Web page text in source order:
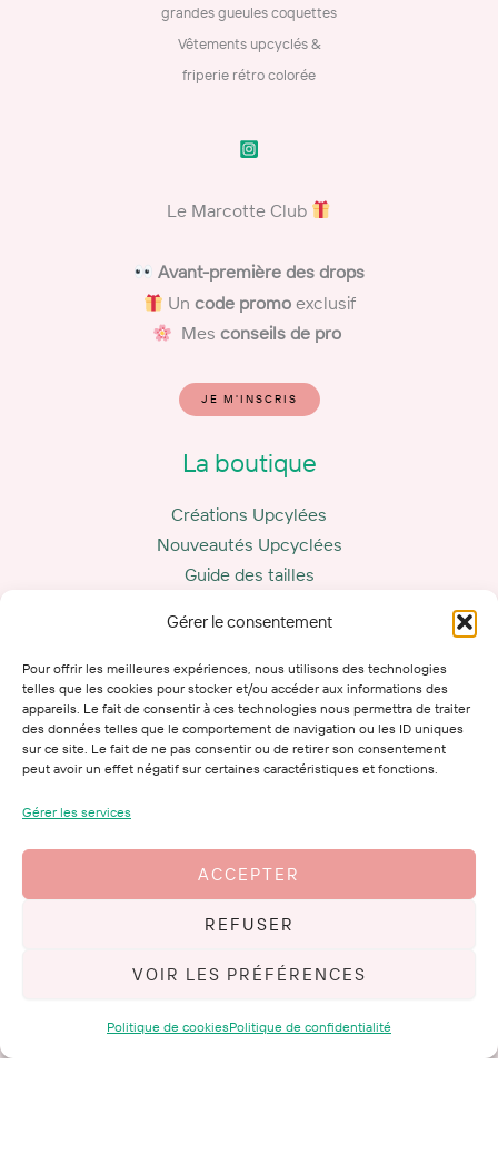
Gérer le consentement
Pour offrir les meilleures expériences, nous utilisons des technologies
telles que les cookies pour stocker et/ou accéder aux informations des
appareils. Le fait de consentir à ces technologies nous permettra de traiter
des données telles que le comportement de navigation ou les ID uniques
sur ce site. Le fait de ne pas consentir ou de retirer son consentement
peut avoir un effet négatif sur certaines caractéristiques et fonctions.
Gérer les services
ACCEPTER
REFUSER
VOIR LES PRÉFÉRENCES
Politique de cookiesPolitique de confidentialité
grandes gueules coquettes
Vêtements upcyclés &
friperie rétro colorée
Le Marcotte Club
​Avant-première des drops
Un code promoexclusif
Mesconseils de pro
JE M'INSCRIS
La boutique
Créations Upcylées
Nouveautés Upcyclées
Guide des tailles
La marque
Le Marcotte Club
Mes conseils
Mon histoire
Mentions Légales
Confidentialité
Politique de cookies